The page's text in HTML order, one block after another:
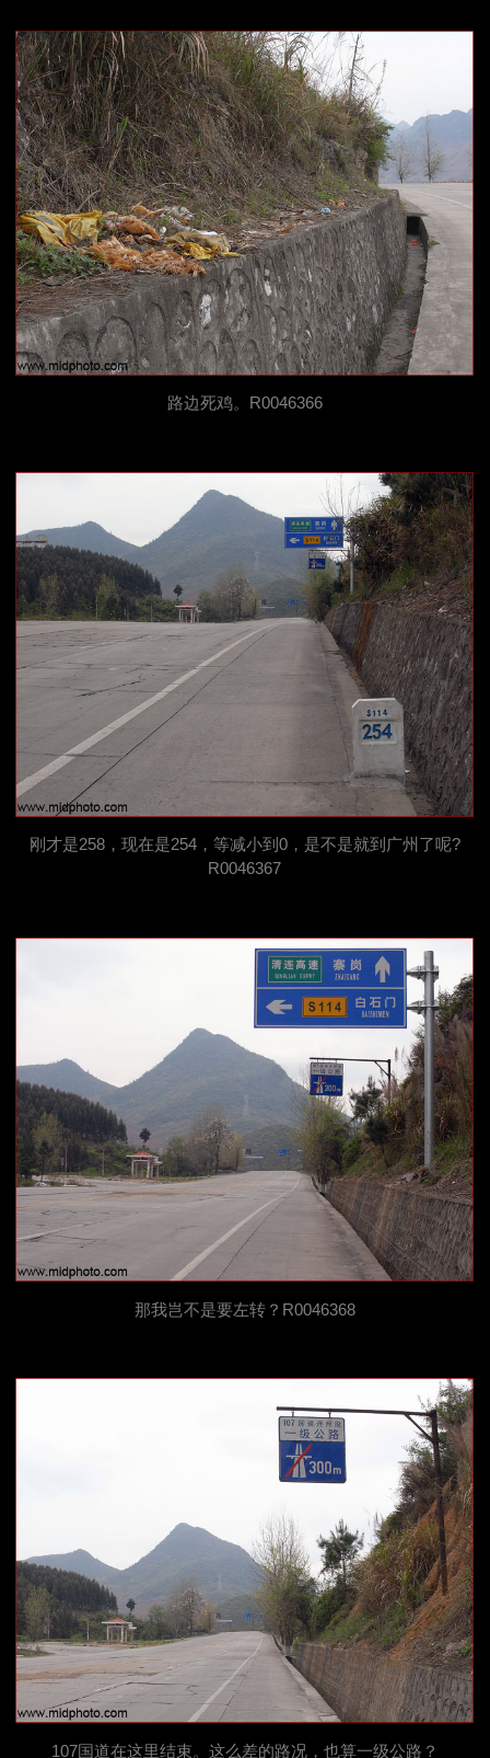
路边死鸡。R0046366
刚才是258，现在是254，等减小到0，是不是就到广州了呢?
R0046367
那我岂不是要左转？R0046368
107国道在这里结束。这么差的路况，也算一级公路？